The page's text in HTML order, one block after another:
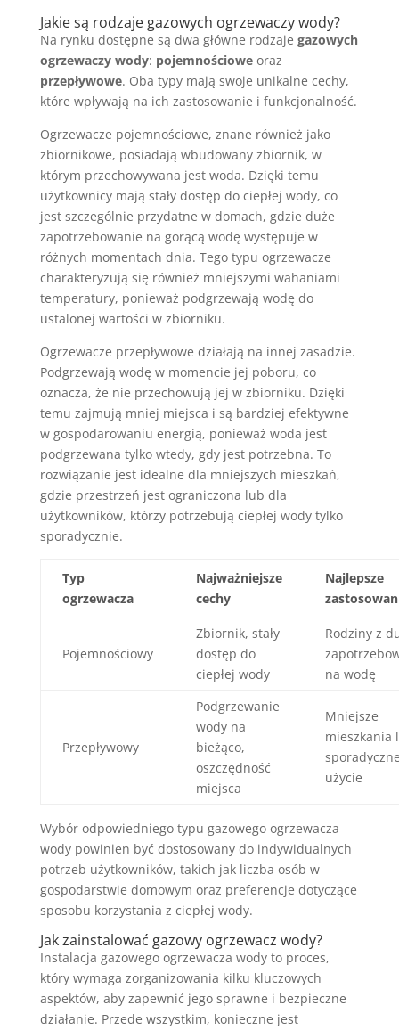
Jakie są rodzaje gazowych ogrzewaczy wody?
Na rynku dostępne są dwa główne rodzaje gazowych
ogrzewaczy wody: pojemnościoweoraz
przepływowe. Oba typy mają swoje unikalne cechy,
które wpływają na ich zastosowanie i funkcjonalność.
Ogrzewacze pojemnościowe, znane również jako
zbiornikowe, posiadają wbudowany zbiornik, w
którym przechowywana jest woda. Dzięki temu
użytkownicy mają stały dostęp do ciepłej wody, co
jest szczególnie przydatne w domach, gdzie duże
zapotrzebowanie na gorącą wodę występuje w
różnych momentach dnia. Tego typu ogrzewacze
charakteryzują się również mniejszymi wahaniami
temperatury, ponieważ podgrzewają wodę do
ustalonej wartości w zbiorniku.
Ogrzewacze przepływowe działają na innej zasadzie.
Podgrzewają wodę w momencie jej poboru, co
oznacza, że nie przechowują jej w zbiorniku. Dzięki
temu zajmują mniej miejsca i są bardziej efektywne
w gospodarowaniu energią, ponieważ woda jest
podgrzewana tylko wtedy, gdy jest potrzebna. To
rozwiązanie jest idealne dla mniejszych mieszkań,
gdzie przestrzeń jest ograniczona lub dla
użytkowników, którzy potrzebują ciepłej wody tylko
sporadycznie.
Typ
ogrzewacza
Najważniejsze
cechy
Najlepsze
Pojemnościowy
Zbiornik, stały
dostęp do
ciepłej wody
Rodziny z
na wodę
Przepływowy
Podgrzewanie
wody na
bieżąco,
oszczędność
miejsca
Mniejsze
mieszkania
użycie
Wybór odpowiedniego typu gazowego ogrzewacza
wody powinien być dostosowany do indywidualnych
potrzeb użytkowników, takich jak liczba osób w
gospodarstwie domowym oraz preferencje dotyczące
sposobu korzystania z ciepłej wody.
Jak zainstalować gazowy ogrzewacz wody?
Instalacja gazowego ogrzewacza wody to proces,
który wymaga zorganizowania kilku kluczowych
aspektów, aby zapewnić jego sprawne i bezpieczne
działanie. Przede wszystkim, konieczne jest